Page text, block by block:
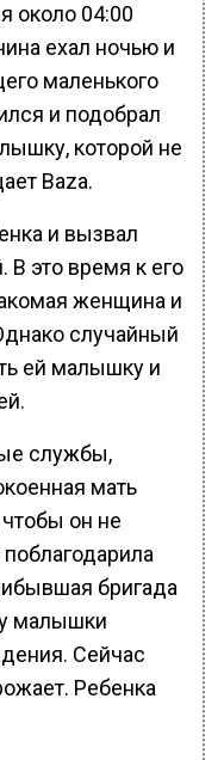
около 04:00
ехал ночью и
маленького
и подобрал
которой не
Baza.
и вызвал
это время к его
женщина и
случайный
ей малышку и
службы,
мать
он не
бригада
малышки
Сейчас
Ребенка